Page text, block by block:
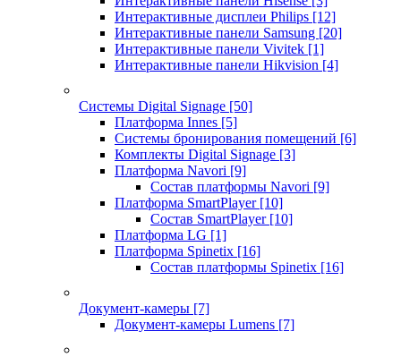
Интерактивные дисплеи Philips [12]
Интерактивные панели Samsung [20]
Интерактивные панели Vivitek [1]
Интерактивные панели Hikvision [4]
Системы Digital Signage [50]
Платформа Innes [5]
Системы бронирования помещений [6]
Комплекты Digital Signage [3]
Платформа Navori [9]
Состав платформы Navori [9]
Платформа SmartPlayer [10]
Состав SmartPlayer [10]
Платформа LG [1]
Платформа Spinetix [16]
Состав платформы Spinetix [16]
Документ-камеры [7]
Документ-камеры Lumens [7]